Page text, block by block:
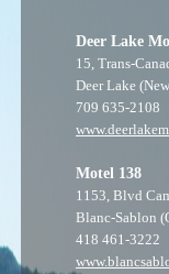
Deer Lake
15, Trans-
Deer Lake
709 635-2108
Motel 138
1153, Blvd
Blanc-Sablon
418 461-3222